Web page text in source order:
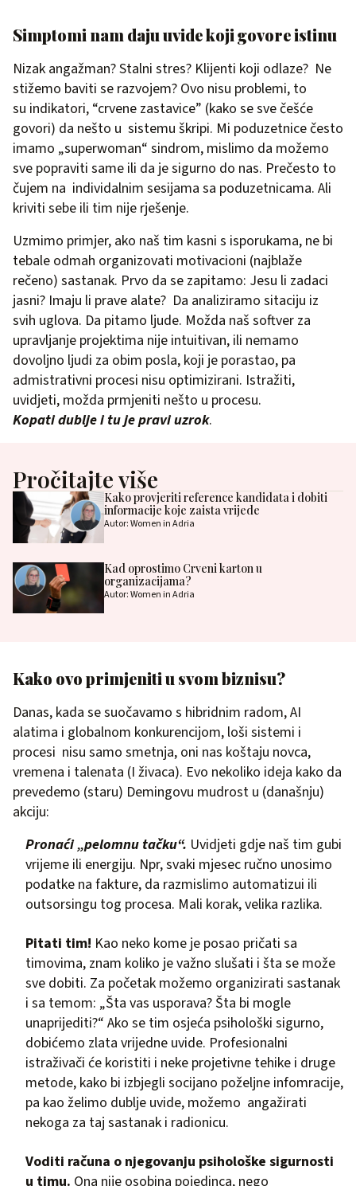
Simptomi nam daju uvide koji govore istinu
Nizak angažman? Stalni stres? Klijenti koji odlaze? Ne
stižemo baviti se razvojem? Ovo nisu problemi, to
su indikatori, “crvene zastavice” (kako se sve češće
govori) da nešto u sistemu škripi. Mi poduzetnice često
imamo „superwoman“ sindrom, mislimo da možemo
sve popraviti same ili da je sigurno do nas. Prečesto to
čujem na individalnim sesijama sa poduzetnicama. Ali
kriviti sebe ili tim nije rješenje.
Uzmimo primjer, ako naš tim kasni s isporukama, ne bi
tebale odmah organizovati motivacioni (najblaže
rečeno) sastanak. Prvo da se zapitamo: Jesu li zadaci
jasni? Imaju li prave alate? Da analiziramo sitaciju iz
svih uglova. Da pitamo ljude. Možda naš softver za
upravljanje projektima nije intuitivan, ili nemamo
dovoljno ljudi za obim posla, koji je porastao, pa
admistrativni procesi nisu optimizirani. Istražiti,
uvidjeti, možda prmjeniti nešto u procesu.
Kopati dublje i tu je pravi uzrok.
Pročitajte više
Kako provjeriti reference kandidata i dobiti
informacije koje zaista vrijede
Autor: Women in Adria
Kad oprostimo Crveni karton u
organizacijama?
Autor: Women in Adria
Kako ovo primjeniti u svom biznisu?
Danas, kada se suočavamo s hibridnim radom, AI
alatima i globalnom konkurencijom, loši sistemi i
procesi nisu samo smetnja, oni nas koštaju novca,
vremena i talenata (I živaca). Evo nekoliko ideja kako da
prevedemo (staru) Demingovu mudrost u (današnju)
akciju:
Pronaći „pelomnu tačku“. Uvidjeti gdje naš tim gubi
vrijeme ili energiju. Npr, svaki mjesec ručno unosimo
podatke na fakture, da razmislimo automatizui ili
outsorsingu tog procesa. Mali korak, velika razlika.
Pitati tim! Kao neko kome je posao pričati sa
timovima, znam koliko je važno slušati i šta se može
sve dobiti. Za početak možemo organizirati sastanak
i sa temom: „Šta vas usporava? Šta bi mogle
unaprijediti?“ Ako se tim osjeća psihološki sigurno,
dobićemo zlata vrijedne uvide. Profesionalni
istraživači će koristiti i neke projetivne tehike i druge
metode, kako bi izbjegli socijano poželjne infomracije,
pa kao želimo dublje uvide, možemo angažirati
nekoga za taj sastanak i radionicu.
Voditi računa o njegovanju psihološke sigurnosti
u timu. Ona nije osobina pojedinca, nego